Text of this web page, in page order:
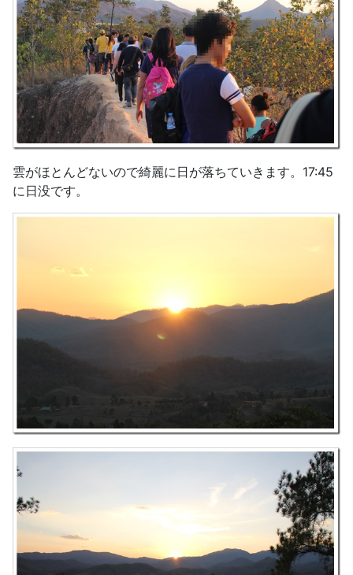
雲がほとんどないので綺麗に日が落ちていきます。17:45
に日没です。